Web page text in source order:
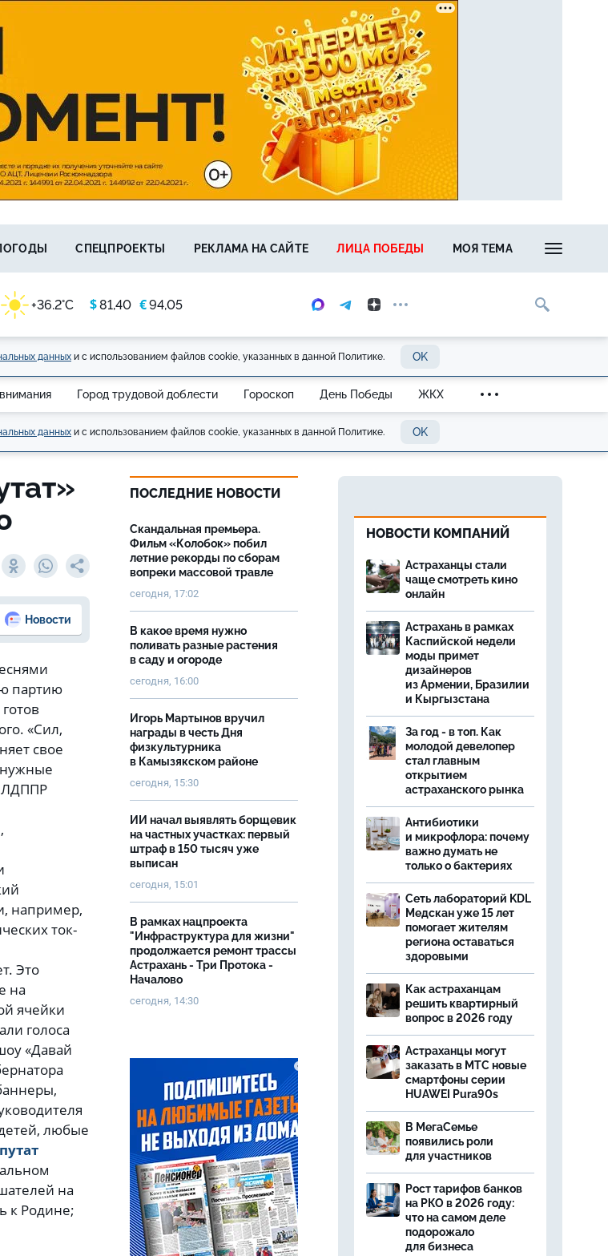
+36.2°C $81,40 €94,05
СПЕЦПРОЕКТЫ РЕКЛАМА НА САЙТЕ ЛИЦА ПОБЕДЫ МОЯ ТЕМА
данных и с использованием файлов cookie, указанных в данной Политике. OK
Город трудовой доблести Гороскоп День Победы ЖКХ
данных и с использованием файлов cookie, указанных в данной Политике. OK
Новости
партию
«Сил,
свое
ЛДППР
например,
ток-
Это
на
ячейки
голоса
«Давай
любые
на
к Родине;
ПОСЛЕДНИЕ НОВОСТИ
Скандальная премьера.
Фильм «Колобок» побил
летние рекорды по сборам
вопреки массовой травле
сегодня, 17:02
В какое время нужно
поливать разные растения
в саду и огороде
сегодня, 16:00
Игорь Мартынов вручил
награды в честь Дня
физкультурника
в Камызякском районе
сегодня, 15:30
ИИ начал выявлять борщевик
на частных участках: первый
штраф в 150 тысяч уже
выписан
сегодня, 15:01
В рамках нацпроекта
"Инфраструктура для жизни"
продолжается ремонт трассы
Астрахань - Три Протока -
Началово
сегодня, 14:30
НОВОСТИ КОМПАНИЙ
Астраханцы стали
чаще смотреть кино
онлайн
Астрахань в рамках
Каспийской недели
моды примет
дизайнеров
из Армении, Бразилии
и Кыргызстана
За год - в топ. Как
молодой девелопер
стал главным
открытием
астраханского рынка
Антибиотики
и микрофлора: почему
важно думать не
только о бактериях
Сеть лабораторий KDL
Медскан уже 15 лет
помогает жителям
региона оставаться
здоровыми
Как астраханцам
решить квартирный
вопрос в 2026 году
Астраханцы могут
заказать в МТС новые
смартфоны серии
HUAWEI Pura90s
В МегаСемье
появились роли
для участников
Рост тарифов банков
на РКО в 2026 году:
что на самом деле
подорожало
для бизнеса